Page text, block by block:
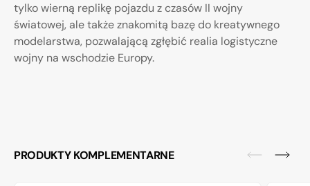
tylko wierną replikę pojazdu z czasów II wojny
światowej, ale także znakomitą bazę do kreatywnego
modelarstwa, pozwalającą zgłębić realia logistyczne
wojny na wschodzie Europy.
PRODUKTY KOMPLEMENTARNE